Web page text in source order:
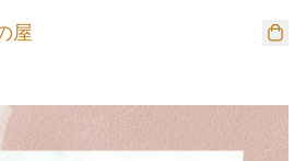
屋